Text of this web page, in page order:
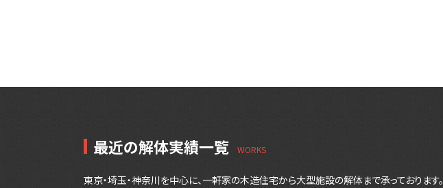
最近の解体実績一覧
東京・埼玉・神奈川を中心に、一軒家の木造住宅から大型施設の解体まで承っております。